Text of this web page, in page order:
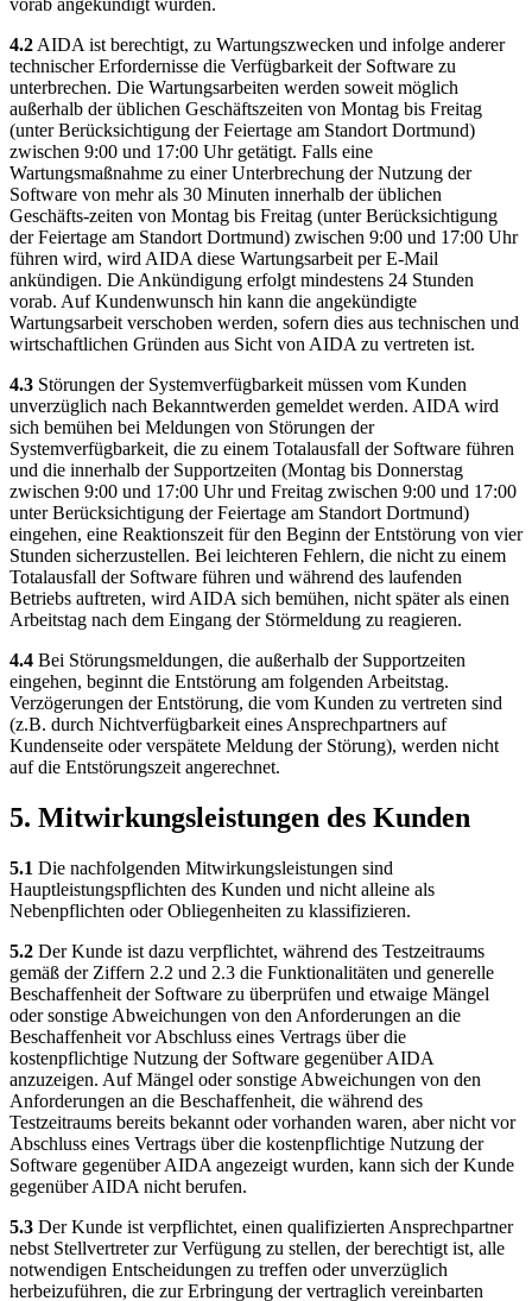
vorab angekündigt wurden.
4.2 AIDA ist berechtigt, zu Wartungszwecken und infolge anderer
technischer Erfordernisse die Verfügbarkeit der Software zu
unterbrechen. Die Wartungsarbeiten werden soweit möglich
außerhalb der üblichen Geschäftszeiten von Montag bis Freitag
(unter Berücksichtigung der Feiertage am Standort Dortmund)
zwischen 9:00 und 17:00 Uhr getätigt. Falls eine
Wartungsmaßnahme zu einer Unterbrechung der Nutzung der
Software von mehr als 30 Minuten innerhalb der üblichen
Geschäfts-zeiten von Montag bis Freitag (unter Berücksichtigung
der Feiertage am Standort Dortmund) zwischen 9:00 und 17:00 Uhr
führen wird, wird AIDA diese Wartungsarbeit per E-Mail
ankündigen. Die Ankündigung erfolgt mindestens 24 Stunden
vorab. Auf Kundenwunsch hin kann die angekündigte
Wartungsarbeit verschoben werden, sofern dies aus technischen und
wirtschaftlichen Gründen aus Sicht von AIDA zu vertreten ist.
4.3 Störungen der Systemverfügbarkeit müssen vom Kunden
unverzüglich nach Bekanntwerden gemeldet werden. AIDA wird
sich bemühen bei Meldungen von Störungen der
Systemverfügbarkeit, die zu einem Totalausfall der Software führen
und die innerhalb der Supportzeiten (Montag bis Donnerstag
zwischen 9:00 und 17:00 Uhr und Freitag zwischen 9:00 und 17:00
unter Berücksichtigung der Feiertage am Standort Dortmund)
eingehen, eine Reaktionszeit für den Beginn der Entstörung von vier
Stunden sicherzustellen. Bei leichteren Fehlern, die nicht zu einem
Totalausfall der Software führen und während des laufenden
Betriebs auftreten, wird AIDA sich bemühen, nicht später als einen
Arbeitstag nach dem Eingang der Störmeldung zu reagieren.
4.4 Bei Störungsmeldungen, die außerhalb der Supportzeiten
eingehen, beginnt die Entstörung am folgenden Arbeitstag.
Verzögerungen der Entstörung, die vom Kunden zu vertreten sind
(z.B. durch Nichtverfügbarkeit eines Ansprechpartners auf
Kundenseite oder verspätete Meldung der Störung), werden nicht
auf die Entstörungszeit angerechnet.
5. Mitwirkungsleistungen des Kunden
5.1 Die nachfolgenden Mitwirkungsleistungen sind
Hauptleistungspflichten des Kunden und nicht alleine als
Nebenpflichten oder Obliegenheiten zu klassifizieren.
5.2 Der Kunde ist dazu verpflichtet, während des Testzeitraums
gemäß der Ziffern 2.2 und 2.3 die Funktionalitäten und generelle
Beschaffenheit der Software zu überprüfen und etwaige Mängel
oder sonstige Abweichungen von den Anforderungen an die
Beschaffenheit vor Abschluss eines Vertrags über die
kostenpflichtige Nutzung der Software gegenüber AIDA
anzuzeigen. Auf Mängel oder sonstige Abweichungen von den
Anforderungen an die Beschaffenheit, die während des
Testzeitraums bereits bekannt oder vorhanden waren, aber nicht vor
Abschluss eines Vertrags über die kostenpflichtige Nutzung der
Software gegenüber AIDA angezeigt wurden, kann sich der Kunde
gegenüber AIDA nicht berufen.
5.3 Der Kunde ist verpflichtet, einen qualifizierten Ansprechpartner
nebst Stellvertreter zur Verfügung zu stellen, der berechtigt ist, alle
notwendigen Entscheidungen zu treffen oder unverzüglich
herbeizuführen, die zur Erbringung der vertraglich vereinbarten